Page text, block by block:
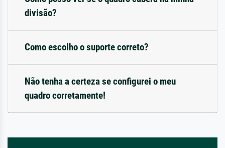
divisão?
Como escolho o suporte correto?
Não tenha a certeza se configurei o meu
quadro corretamente!